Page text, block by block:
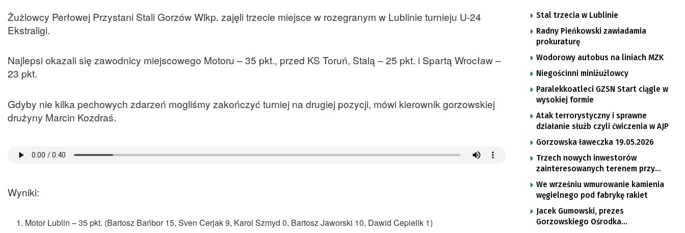
Żużlowcy Perłowej Przystani Stali Gorzów Wlkp. zajęli trzecie miejsce w rozegranym w Lublinie turnieju U-24
Ekstraligi.
Najlepsi okazali się zawodnicy miejscowego Motoru – 35 pkt., przed KS Toruń, Stalą – 25 pkt. i Spartą Wrocław –
23 pkt.
Gdyby nie kilka pechowych zdarzeń mogliśmy zakończyć turniej na drugiej pozycji, mówi kierownik gorzowskiej
drużyny Marcin Kozdraś.
Wyniki:
Motor Lublin – 35 pkt. (Bartosz Bańbor 15, Sven Cerjak 9, Karol Szmyd 0, Bartosz Jaworski 10, Dawid Cepielik 1)
Stal trzecia w Lublinie
Radny Pieńkowski zawiadamia
prokuraturę
Wodorowy autobus na liniach MZK
Niegościnni miniżużlowcy
Paralekkoatleci GZSN Start ciągle w
wysokiej formie
Atak terrorystyczny i sprawne
działanie służb czyli ćwiczenia w AJP
Gorzowska ławeczka 19.05.2026
Trzech nowych inwestorów
zainteresowanych terenem przy
Mironickiej
We wrześniu wmurowanie kamienia
węgielnego pod fabrykę rakiet
Jacek Gumowski, prezes
Gorzowskiego Ośrodka